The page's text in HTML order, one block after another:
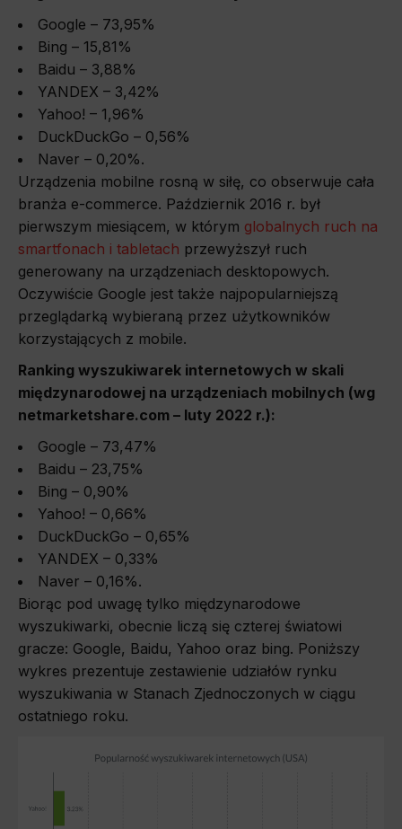
Google – 73,95%
Bing – 15,81%
Baidu – 3,88%
YANDEX – 3,42%
Yahoo! – 1,96%
DuckDuckGo – 0,56%
Naver – 0,20%.
Urządzenia mobilne rosną w siłę, co obserwuje cała
branża e-commerce. Październik 2016 r. był
pierwszym miesiącem, w którym globalnych ruch na
smartfonach i tabletach przewyższył ruch
generowany na urządzeniach desktopowych.
Oczywiście Google jest także najpopularniejszą
przeglądarką wybieraną przez użytkowników
korzystających z mobile.
Ranking wyszukiwarek internetowych w skali
międzynarodowej na urządzeniach mobilnych (wg
netmarketshare.com – luty 2022 r.):
Google – 73,47%
Baidu – 23,75%
Bing – 0,90%
Yahoo! – 0,66%
DuckDuckGo – 0,65%
YANDEX – 0,33%
Naver – 0,16%.
Biorąc pod uwagę tylko międzynarodowe
wyszukiwarki, obecnie liczą się czterej światowi
gracze: Google, Baidu, Yahoo oraz bing. Poniższy
wykres prezentuje zestawienie udziałów rynku
wyszukiwania w Stanach Zjednoczonych w ciągu
ostatniego roku.